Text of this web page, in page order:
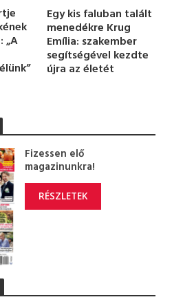
„A
Egy kis faluban talált
menedékre Krug
Emília: szakember
segítségével kezdte
újra az életét
Fizessen elő
magazinunkra!
RÉSZLETEK